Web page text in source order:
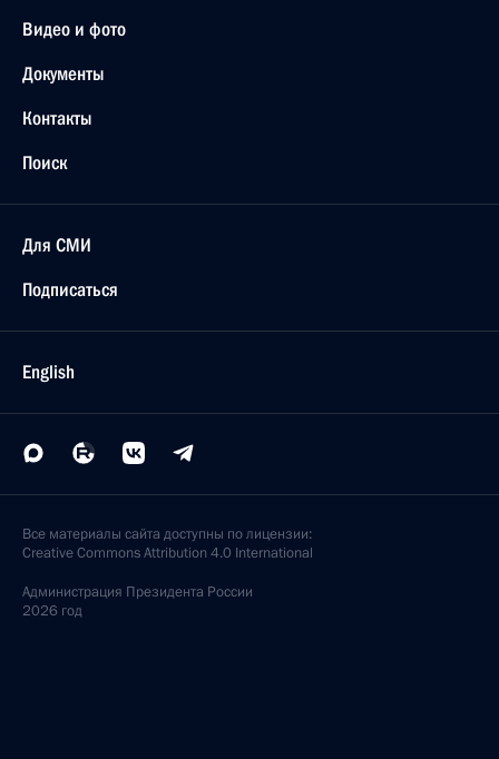
Видео и фото
Документы
Контакты
Поиск
Для СМИ
Подписаться
English
Все материалы сайта доступны по лицензии:
Creative Commons Attribution 4.0 International
Администрация Президента России
2026 год